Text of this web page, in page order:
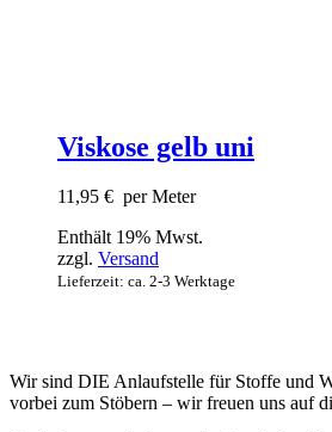
Viskose gelb uni
11,95 € per Meter
Enthält 19% Mwst.
zzgl. Versand
Lieferzeit: ca. 2-3 Werktage
Wir sind DIE Anlaufstelle für Stoffe und
vorbei zum Stöbern – wir freuen uns auf